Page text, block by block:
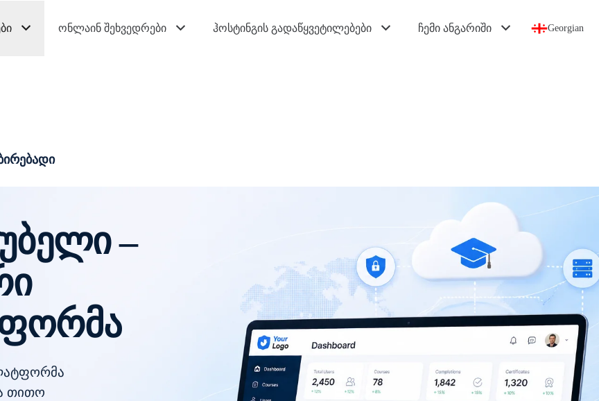
ონლაინ შეხვედრები ჰოსტინგის გადაწყვეტილებები ჩემი ანგარიში Georgian
–
თითო